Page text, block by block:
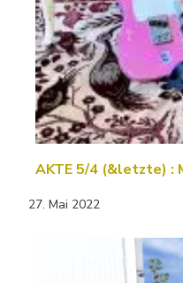
AKTE 5/4 (&letzte) :
27. Mai 2022